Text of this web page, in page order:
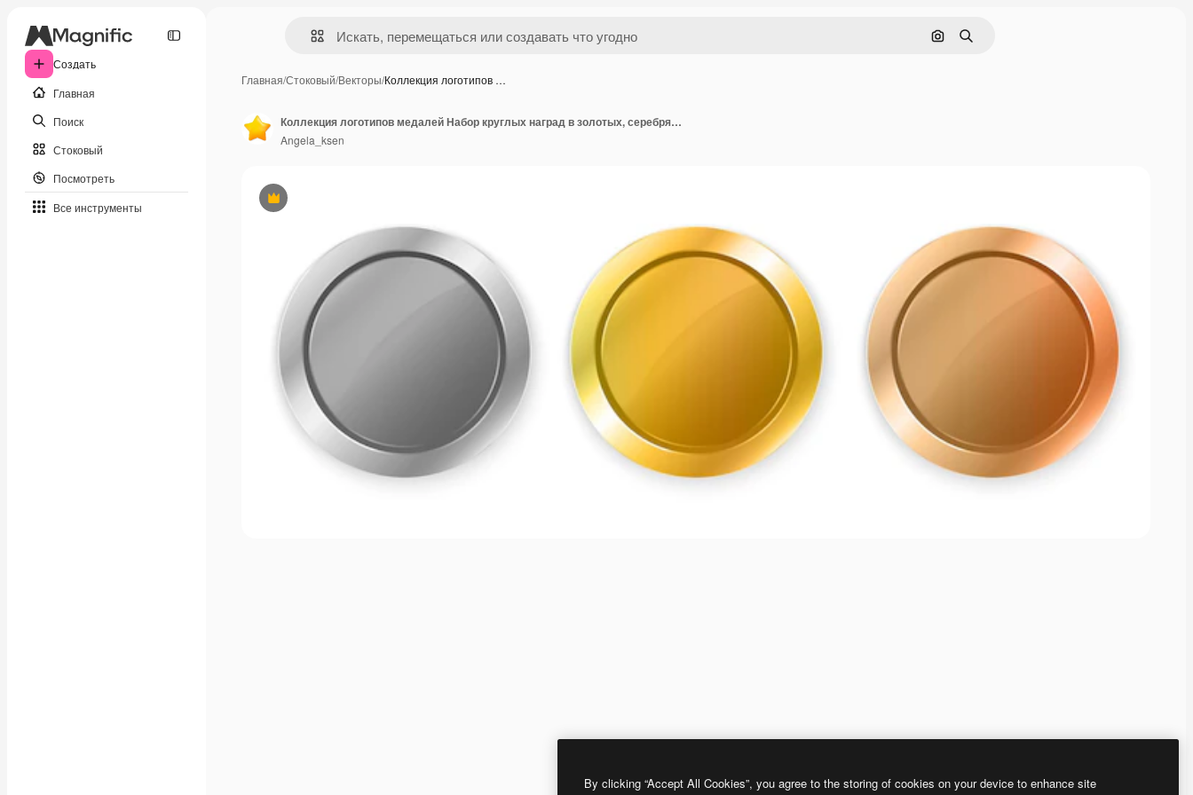
Создать
Главная
Поиск
Стоковый
Посмотреть
Все инструменты
Поиск по изображению
Поиск
Главная/Стоковый/Векторы/Коллекция логотипов …
Премиум
Коллекция логотипов медалей Набор круглых наград в золотых, серебряных и бронзовых цветах Эмблемы роскошных рамок
Angela_ksen
By clicking “Accept All Cookies”, you agree to the storing of cookies on your device to enhance site